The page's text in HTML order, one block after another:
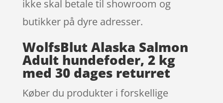
ikke skal betale til showroom og
butikker på dyre adresser.
WolfsBlut Alaska Salmon
Adult hundefoder, 2 kg
med 30 dages returret
Køber du produkter i forskellige